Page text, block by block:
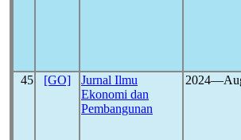
45 [GO]
Jurnal Ilmu
Ekonomi dan
Pembangunan